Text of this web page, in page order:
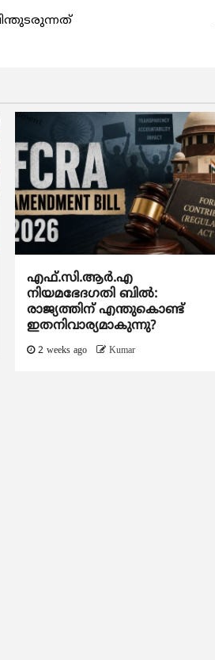
എഫ്.സി.ആര്‍.എ
നിയമഭേദഗതി ബില്‍:
രാജ്യത്തിന് എന്തുകൊണ്ട്
ഇതനിവാര്യമാകുന്നു?
2 weeks ago Kumar